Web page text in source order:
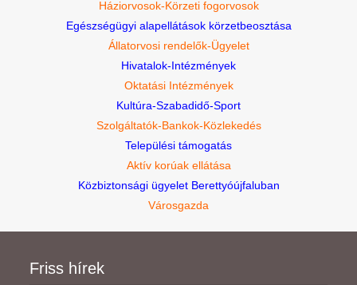
Háziorvosok-Körzeti fogorvosok
Egészségügyi alapellátások körzetbeosztása
Állatorvosi rendelők-Ügyelet
Hivatalok-Intézmények
Oktatási Intézmények
Kultúra-Szabadidő-Sport
Szolgáltatók-Bankok-Közlekedés
Települési támogatás
Aktív korúak ellátása
Közbiztonsági ügyelet Berettyóújfaluban
Városgazda
Friss hírek